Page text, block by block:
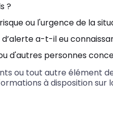
?
ou l'urgence de la
a-t-il eu
d'autres personnes
ou tout autre élément
à disposition sur